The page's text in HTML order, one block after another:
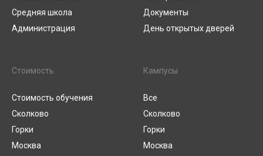
Средняя школа
Администрация
Документы
День открытых дверей
Стоимость
Стоимость обучения
Сколково
Горки
Москва
Кампусы
Все
Сколково
Горки
Москва